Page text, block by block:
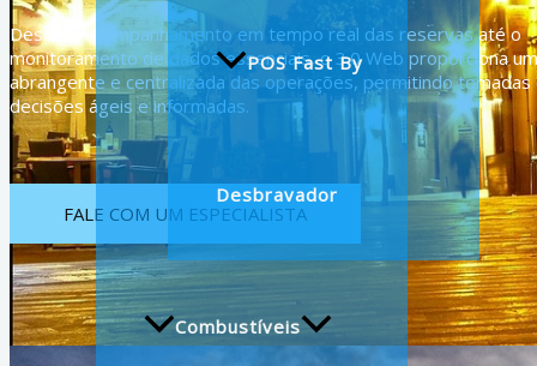
POS Fast By
Desbravador
Combustíveis
Desde o acompanhamento em tempo real das reservas até o
monitoramento de dados essenciais, o 3.0 Web proporciona
abrangente e centralizada das operações, permitindo tomadas
decisões ágeis e informadas.
FALE COM UM ESPECIALISTA